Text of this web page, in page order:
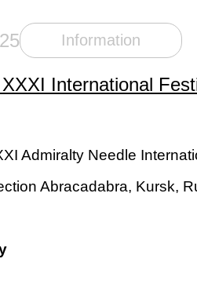
Information
International
Admiralty Needle
Abracadabra, Kursk,